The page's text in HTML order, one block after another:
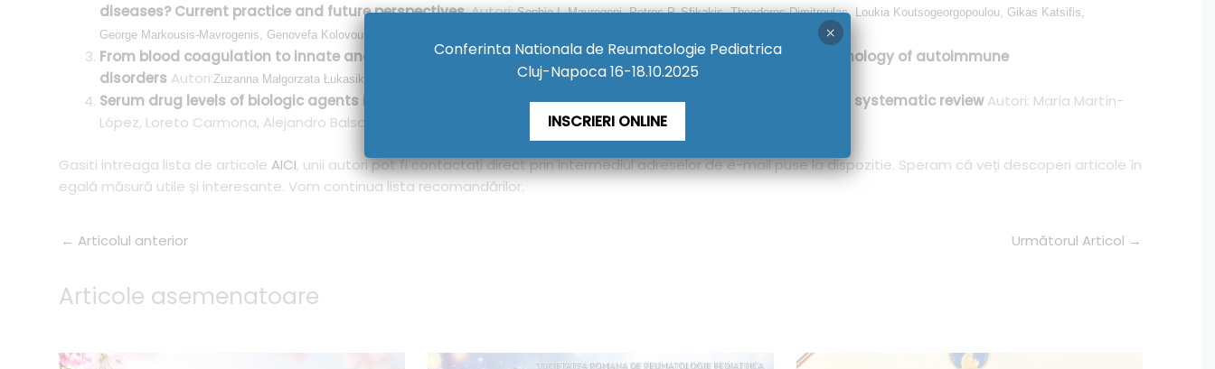
diseases? Current practice and future perspectives.Autori:Sophie I. Mavrogeni, Petros P. Sfikakis, Theodoros Dimitroulas, Loukia Koutsogeorgopoulou, Gikas Katsifis,
George Markousis-Mavrogenis, Genovefa Kolovou, George D. Kitas
From blood coagulation to innate and adaptive immunity: the role of platelets in the physiology and pathology of autoimmune
disorders Autori:Zuzanna Małgorzata Łukasik, Marcin Makowski, Joanna Samanta Makowska
Serum drug levels of biologic agents in the management of rheumatoid arthritis and spondyloarthritis: a systematic reviewAutori: María Martín-
López, Loreto Carmona, Alejandro Balsa, Jaime Calvo-Alén, Raimon Sanmartí, Jesús Tornero, José Rosas
Gasiti intreaga lista de articole AICI, unii autori pot fi contactați direct prin intermediul adreselor de e-mail puse la dispozitie. Speram că veți descoperi articole în
egală măsură utile și interesante. Vom continua lista recomandărilor.
← Articolul anterior Următorul Articol →
Articole asemenatoare
Conferinta Nationala de Reumatologie Pediatrica
Cluj-Napoca 16-18.10.2025
INSCRIERI ONLINE
×